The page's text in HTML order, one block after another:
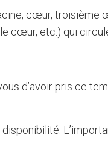
cœur,
cœur, etc.) qui
d’avoir pris ce